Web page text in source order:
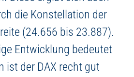
die Konstellation der
(24.656 bis 23.887).
Entwicklung bedeutet
ist der DAX recht gut